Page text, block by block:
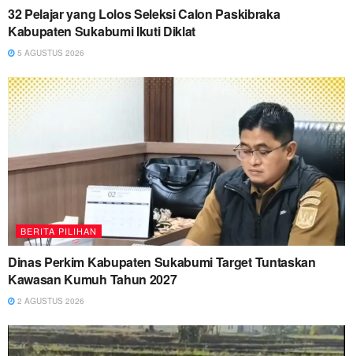
32 Pelajar yang Lolos Seleksi Calon Paskibraka
Kabupaten Sukabumi Ikuti Diklat
5 AGUSTUS 2026
BERITA PILIHAN
Dinas Perkim Kabupaten Sukabumi Target Tuntaskan
Kawasan Kumuh Tahun 2027
2 AGUSTUS 2026